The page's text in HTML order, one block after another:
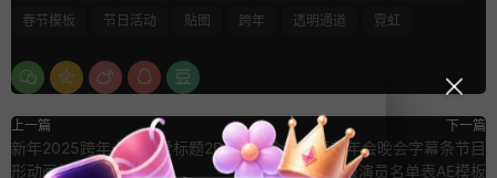
春节模板
节日活动 贴图 跨年 透明通道 霓虹
上一篇
新年2025跨年卡通可爱标题2D图
形动画视频素材
下一篇
6个新年春节年会晚会字幕条节目
播报演员名单表AE模板